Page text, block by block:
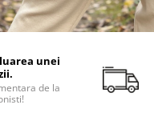
unei
de la